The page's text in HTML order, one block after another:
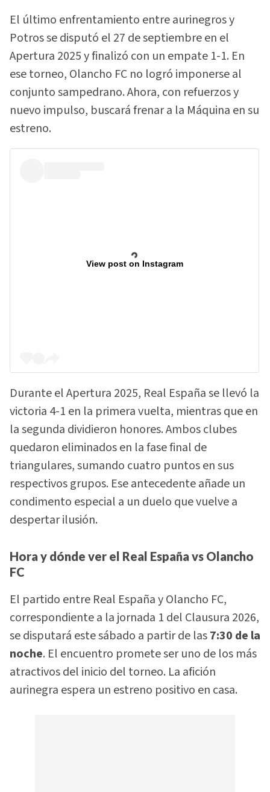
El último enfrentamiento entre aurinegros y
Potros se disputó el 27 de septiembre en el
Apertura 2025 y finalizó con un empate 1-1. En
ese torneo, Olancho FC no logró imponerse al
conjunto sampedrano. Ahora, con refuerzos y
nuevo impulso, buscará frenar a la Máquina en su
estreno.
View post on Instagram
Durante el Apertura 2025, Real España se llevó la
victoria 4-1 en la primera vuelta, mientras que en
la segunda dividieron honores. Ambos clubes
quedaron eliminados en la fase final de
triangulares, sumando cuatro puntos en sus
respectivos grupos. Ese antecedente añade un
condimento especial a un duelo que vuelve a
despertar ilusión.
Hora y dónde ver el Real España vs Olancho
FC
El partido entre Real España y Olancho FC,
correspondiente a la jornada 1 del Clausura 2026,
se disputará este sábado a partir de las7:30 de la
noche. El encuentro promete ser uno de los más
atractivos del inicio del torneo. La afición
aurinegra espera un estreno positivo en casa.